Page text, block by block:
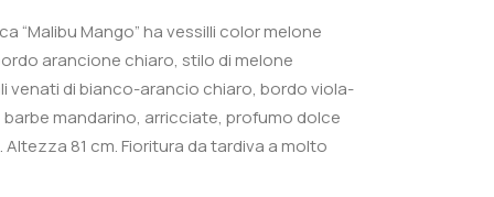
“Malibu Mango” havessilli color melone
arancione chiaro, stilo di melone
venati di bianco-arancio chiaro, bordo viola-
mandarino, arricciate, profumo dolce
81 cm.Fioritura da tardiva a molto